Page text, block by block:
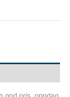
god pris, oppdag